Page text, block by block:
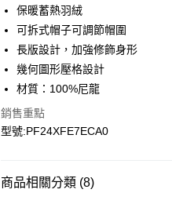
悠遊付
Google Pay
運送方式
宅配
宅配(離島)
保暖蓄熱羽絨
可拆式帽子可調節帽圍
長版設計，加強修飾身形
幾何圖形壓格設計
材質：100%尼龍
銷售重點
型號:PF24XFE7ECA0
商品相關分類 (8)